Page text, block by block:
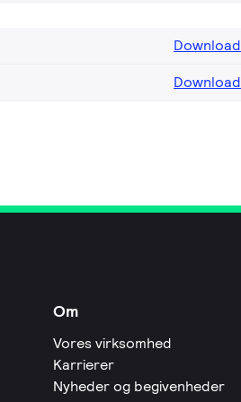
Download
Download
Om
Vores virksomhed
Karrierer
Nyheder og begivenheder